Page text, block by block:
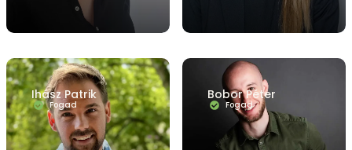
Ihász Patrik
Fogad
Bobor Péter
Fogad